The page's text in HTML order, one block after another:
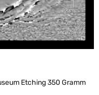
Etching 350 Gramm